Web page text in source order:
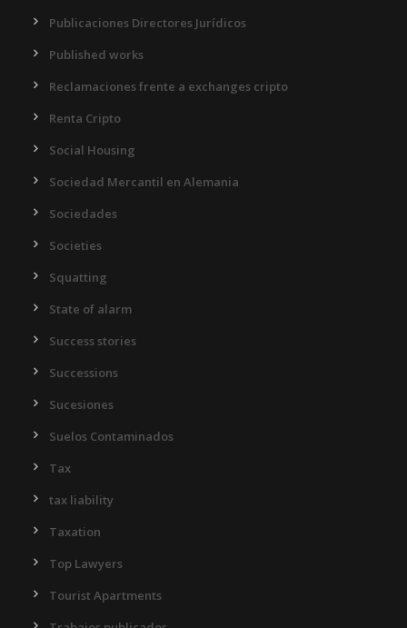
Publicaciones Directores Jurídicos
Published works
Reclamaciones frente a exchanges cripto
Renta Cripto
Social Housing
Sociedad Mercantil en Alemania
Sociedades
Societies
Squatting
State of alarm
Success stories
Successions
Sucesiones
Suelos Contaminados
Tax
tax liability
Taxation
Top Lawyers
Tourist Apartments